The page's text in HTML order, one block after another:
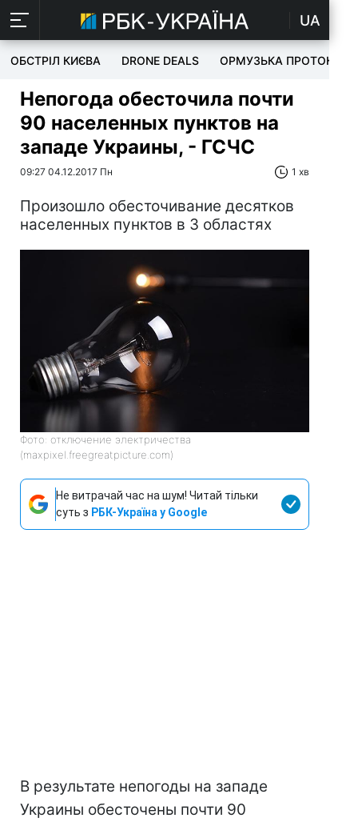
UA
ОБСТРІЛ КИЄВА DRONE DEALS ОРМУЗЬКА ПРОТОКА
Непогода обесточила почти
90 населенных пунктов на
западе Украины, - ГСЧС
09:27 04.12.2017 Пн 1 хв
Произошло обесточивание десятков
населенных пунктов в 3 областях
Фото: отключение электричества
(maxpixel.freegreatpicture.com)
Не витрачай час на шум! Читай тільки
суть з РБК-Україна у Google
В результате непогоды на западе
Украины обесточены почти 90